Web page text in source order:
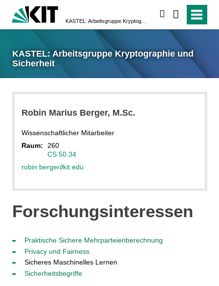
KASTEL: Arbeitsgruppe Kryptographie und
Sicherheit
Robin Marius Berger, M.Sc.
Wissenschaftlicher Mitarbeiter
Raum:
260
CS 50.34
robin berger∂kit edu
Forschungsinteressen
Praktische Sichere Mehrparteienberechnung
Privacy und Fairness
Sicheres Maschinelles Lernen
Sicherheitsbegriffe